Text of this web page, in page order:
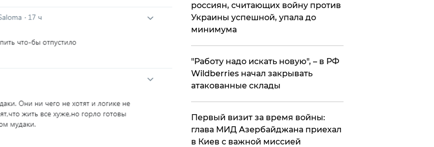
россиян, считающих войну против
Украины успешной, упала до
минимума
"Работу надо искать новую", – в РФ
Wildberries начал закрывать
атакованные склады
Первый визит за время войны:
глава МИД Азербайджана приехал
в Киев с важной миссией